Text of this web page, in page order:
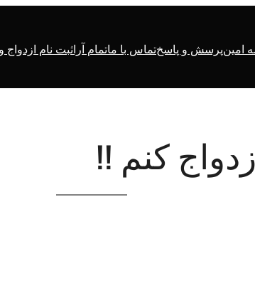
امینپرسش و پاسختماس با ماتمام آراثبت نام
کنم !!